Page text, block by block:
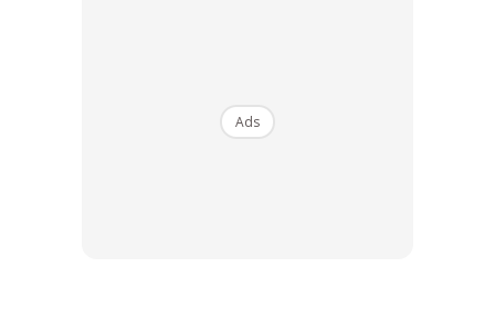
1. Menyimpan ikut tarikh/hari bulan
Ads